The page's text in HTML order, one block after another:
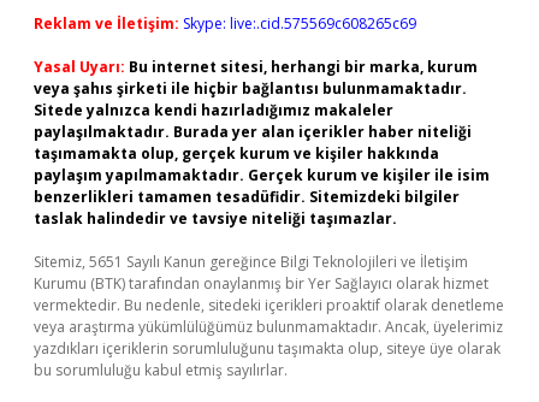
Reklam ve İletişim: Skype: live:.cid.575569c608265c69
Yasal Uyarı: Bu internet sitesi, herhangi bir marka, kurum
veya şahıs şirketi ile hiçbir bağlantısı bulunmamaktadır.
Sitede yalnızca kendi hazırladığımız makaleler
paylaşılmaktadır. Burada yer alan içerikler haber niteliği
taşımamakta olup, gerçek kurum ve kişiler hakkında
paylaşım yapılmamaktadır. Gerçek kurum ve kişiler ile isim
benzerlikleri tamamen tesadüfidir. Sitemizdeki bilgiler
taslak halindedir ve tavsiye niteliği taşımazlar.
Sitemiz, 5651 Sayılı Kanun gereğince Bilgi Teknolojileri ve İletişim
Kurumu (BTK) tarafından onaylanmış bir Yer Sağlayıcı olarak hizmet
vermektedir. Bu nedenle, sitedeki içerikleri proaktif olarak denetleme
veya araştırma yükümlülüğümüz bulunmamaktadır. Ancak, üyelerimiz
yazdıkları içeriklerin sorumluluğunu taşımakta olup, siteye üye olarak
bu sorumluluğu kabul etmiş sayılırlar.